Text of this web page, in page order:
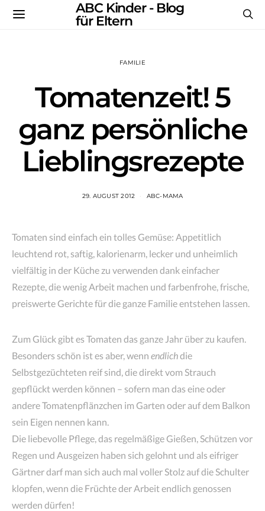
ABC Kinder - Blog
für Eltern
FAMILIE
Tomatenzeit! 5
ganz persönliche
Lieblingsrezepte
29. AUGUST 2012 ABC-MAMA
Tomaten sind einfach ein tolles Gemüse: Appetitlich
leuchtend rot, saftig, kalorienarm, lecker und unheimlich
vielfältig in der Küche zu verwenden dank einfacher
Rezepte, die wenig Arbeit machen und farbenfrohe, frische,
preiswerte Gerichte für die ganze Familie entstehen lassen.
Zum Glück gibt es Tomaten das ganze Jahr über zu kaufen.
Besonders schön ist es aber, wenn endlichdie
Selbstgezüchteten reif sind, die direkt vom Strauch
gepflückt werden können – sofern man das eine oder
andere Tomatenpflänzchen im Garten oder auf dem Balkon
sein Eigen nennen kann.
Die liebevolle Pflege, das regelmäßige Gießen, Schützen vor
Regen und Ausgeizen haben sich gelohnt und als eifriger
Gärtner darf man sich auch mal voller Stolz auf die Schulter
klopfen, wenn die Früchte der Arbeit endlich genossen
werden dürfen!